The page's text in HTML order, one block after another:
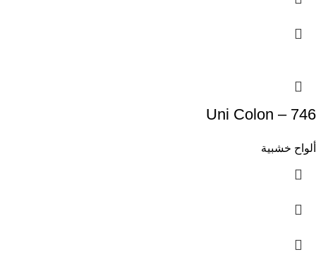
Uni Colon – 746
ألواح خشبية